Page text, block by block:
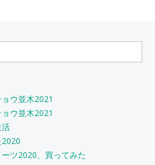
ウ並木2021
ウ並木2021
ツ2020、買ってみた